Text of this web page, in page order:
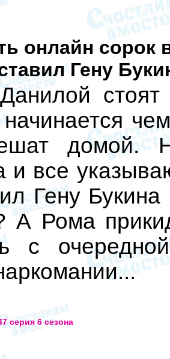
онлайн сорок
Гену
начинается
домой.
и все
Гену
А Рома
с
серия 6 сезона